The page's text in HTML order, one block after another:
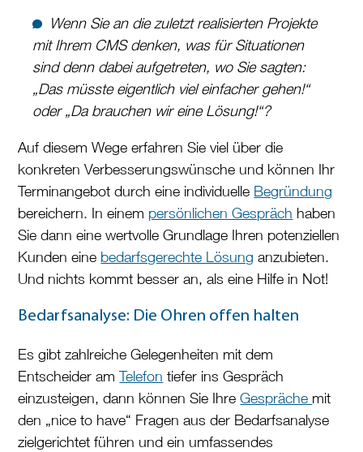
Wenn Sie an die zuletzt realisierten Projekte
mit Ihrem CMS denken, was für Situationen
sind denn dabei aufgetreten, wo Sie sagten:
„Das müsste eigentlich viel einfacher gehen!“
oder „Da brauchen wir eine Lösung!“?
Auf diesem Wege erfahren Sie viel über die
konkreten Verbesserungswünsche und können Ihr
Terminangebot durch eine individuelle Begründung
bereichern. In einem persönlichen Gespräch haben
Sie dann eine wertvolle Grundlage Ihren potenziellen
Kunden eine bedarfsgerechte Lösung anzubieten.
Und nichts kommt besser an, als eine Hilfe in Not!
Bedarfsanalyse: Die Ohren offen halten
Es gibt zahlreiche Gelegenheiten mit dem
Entscheider amTelefon tiefer ins Gespräch
einzusteigen, dann können Sie IhreGespräche mit
den „nice to have“ Fragen aus der Bedarfsanalyse
zielgerichtet führen und ein umfassendes